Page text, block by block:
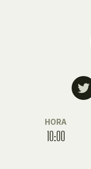
HORA
10:00